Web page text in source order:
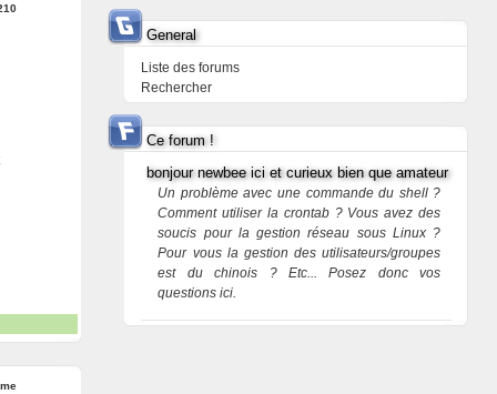
General
Liste des forums
Rechercher
Ce forum !
bonjour newbee ici et curieux bien que amateur
Un problème avec une commande du shell ?
Comment utiliser la crontab ? Vous avez des
soucis pour la gestion réseau sous Linux ?
Pour vous la gestion des utilisateurs/groupes
est du chinois ? Etc... Posez donc vos
questions ici.